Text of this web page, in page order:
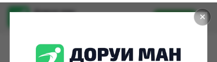
✕
Доруи ман
Установить